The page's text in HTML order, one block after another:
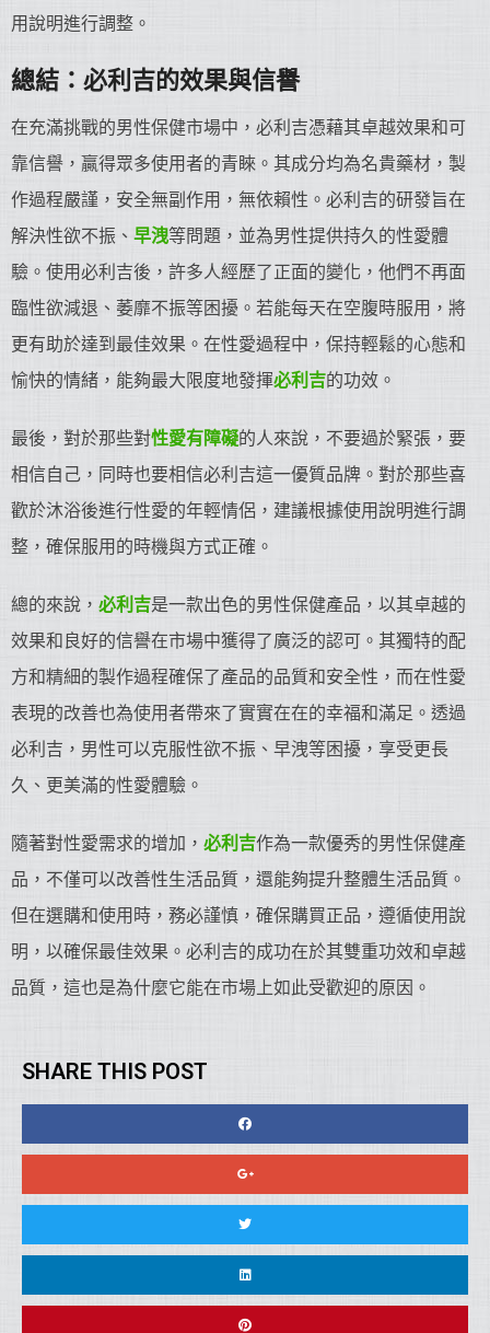
用說明進行調整。
總結：必利吉的效果與信譽
在充滿挑戰的男性保健市場中，必利吉憑藉其卓越效果和可
靠信譽，贏得眾多使用者的青睞。其成分均為名貴藥材，製
作過程嚴謹，安全無副作用，無依賴性。必利吉的研發旨在
解決性欲不振、 早洩等問題，並為男性提供持久的性愛體
驗。使用必利吉後，許多人經歷了正面的變化，他們不再面
臨性欲減退、萎靡不振等困擾。若能每天在空腹時服用，將
更有助於達到最佳效果。在性愛過程中，保持輕鬆的心態和
愉快的情緒，能夠最大限度地發揮必利吉的功效。
最後，對於那些對性愛有障礙的人來說，不要過於緊張，要
相信自己，同時也要相信必利吉這一優質品牌。對於那些喜
歡於沐浴後進行性愛的年輕情侶，建議根據使用說明進行調
整，確保服用的時機與方式正確。
總的來說， 必利吉是一款出色的男性保健產品，以其卓越的
效果和良好的信譽在市場中獲得了廣泛的認可。其獨特的配
方和精細的製作過程確保了產品的品質和安全性，而在性愛
表現的改善也為使用者帶來了實實在在的幸福和滿足。透過
必利吉，男性可以克服性欲不振、早洩等困擾，享受更長
久、更美滿的性愛體驗。
隨著對性愛需求的增加， 必利吉作為一款優秀的男性保健產
品，不僅可以改善性生活品質，還能夠提升整體生活品質。
但在選購和使用時，務必謹慎，確保購買正品，遵循使用說
明，以確保最佳效果。必利吉的成功在於其雙重功效和卓越
品質，這也是為什麼它能在市場上如此受歡迎的原因。
SHARE THIS POST